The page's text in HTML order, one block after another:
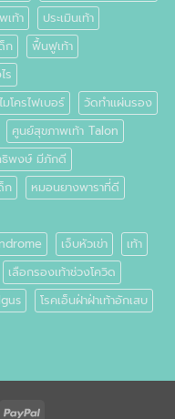
เท้า
ประเมินเท้า
ก
ฟื้นฟูเท้า
ร
มโครไฟเบอร์
วัดทำแผ่นรอง
ศูนย์สุขภาพเท้า Talon
พงษ์ มีภักดี
ก
หมอนยางพาราที่ดี
เจ็บหัวเข่า
เท้า
เลือกรองเท้าช่วงโควิด
โรคเอ็นฝ่าฝ่าเท้าอักเสบ
PayPal